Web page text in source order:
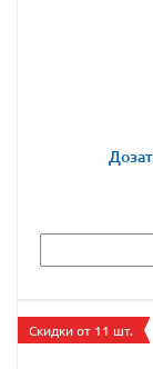
Скидки от 11 шт.